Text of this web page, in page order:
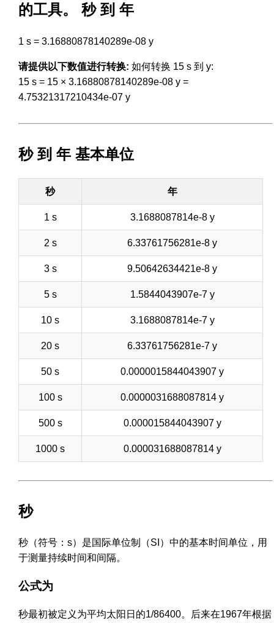
的工具。 秒 到 年
1 s = 3.16880878140289e-08 y
请提供以下数值进行转换: 如何转换 15 s 到 y:
15 s = 15 × 3.16880878140289e-08 y =
4.75321317210434e-07 y
秒 到 年 基本单位
秒 年
1 s 3.1688087814e-8 y
2 s 6.33761756281e-8 y
3 s 9.50642634421e-8 y
5 s 1.5844043907e-7 y
10 s 3.1688087814e-7 y
20 s 6.33761756281e-7 y
50 s 0.0000015844043907 y
100 s 0.0000031688087814 y
500 s 0.000015844043907 y
1000 s 0.000031688087814 y
秒
秒（符号：s）是国际单位制（SI）中的基本时间单位，用
于测量持续时间和间隔。
公式为
秒最初被定义为平均太阳日的1/86400。后来在1967年根据